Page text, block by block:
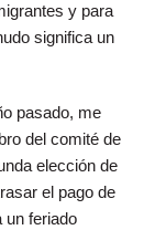
y para
significa un
pasado, me
del comité de
elección de
el pago de
un feriado